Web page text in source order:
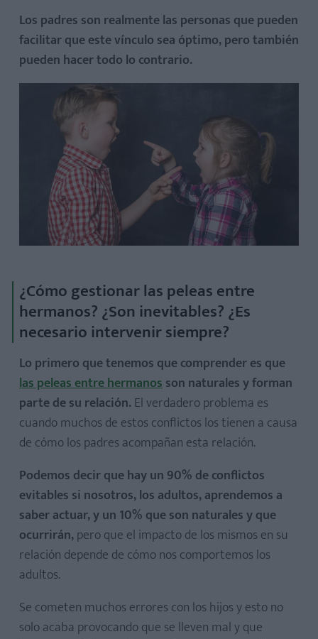
Los padres son realmente las personas que pueden
facilitar que este vínculo sea óptimo, pero también
pueden hacer todo lo contrario.
¿Cómo gestionar las peleas entre
hermanos? ¿Son inevitables? ¿Es
necesario intervenir siempre?
Lo primero que tenemos que comprender es que
las peleas entre hermanosson naturales y forman
parte de su relación. El verdadero problema es
cuando muchos de estos conflictos los tienen a causa
de cómo los padres acompañan esta relación.
Podemos decir que hay un 90% de conflictos
evitables si nosotros, los adultos, aprendemos a
saber actuar, y un 10% que son naturales y que
ocurrirán,pero que el impacto de los mismos en su
relación depende de cómo nos comportemos los
adultos.
Se cometen muchos errores con los hijos y esto no
solo acaba provocando que se lleven mal y que